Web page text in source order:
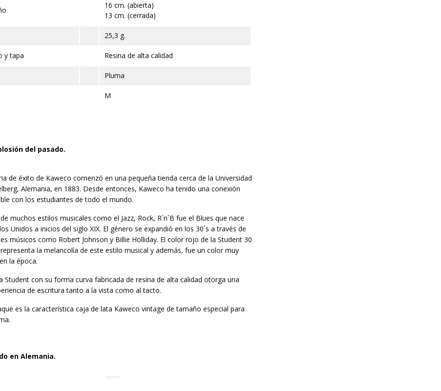
16 cm. (abierta)
13 cm. (cerrada)
25,3 g.
y tapa Resina de alta calidad
Pluma
M
del pasado.
de éxito de Kaweco comenzó en una pequeña tienda cerca de la Universidad
Alemania, en 1883. Desde entonces, Kaweco ha tenido una conexión
con los estudiantes de todo el mundo.
muchos estilos musicales como el Jazz, Rock, R´n´B fue el Blues que nace
Unidos a inicios del siglo XIX. El género se expandió en los 30´s a través de
músicos como Robert Johnson y Billie Holliday. El color rojo de la Student 30
representa la melancolía de este estilo musical y además, fue un color muy
la época.
Student con su forma curva fabricada de resina de alta calidad otorga una
de escritura tanto a la vista como al tacto.
es la característica caja de lata Kaweco vintage de tamaño especial para
en Alemania.